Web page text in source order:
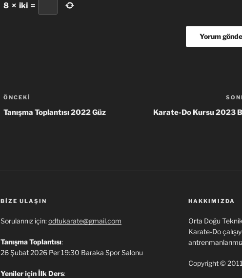
8 × iki =
Yazı
gezinmesi
Önceki
Yazı
ÖNCEKI
Tanışma Toplantısı 2022 Güz Karate-Do Kursu 2023
BIZE ULAŞIN
Sorularınız için:odtukarate@gmail.com
Tanışma Toplantısı:
26 Şubat 2026 Per 19:30 Baraka Spor Salonu
Yeniler için İlk Ders:
HAKKIMIZDA
Orta Doğu
Karate-Do
Copyright ©